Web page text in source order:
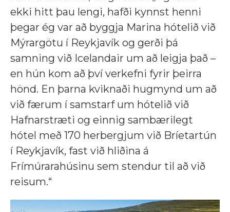
ekki hitt þau lengi, hafði kynnst henni
þegar ég var að byggja Marina hótelið við
Mýrargötu í Reykjavík og gerði þá
samning við Icelandair um að leigja það –
en hún kom að því verkefni fyrir þeirra
hönd. En þarna kviknaði hugmynd um að
við færum í samstarf um hótelið við
Hafnarstræti og einnig sambærilegt
hótel með 170 herbergjum við Bríetartún
í Reykjavík, fast við hliðina á
Frímúrarahúsinu sem stendur til að við
reisum.“